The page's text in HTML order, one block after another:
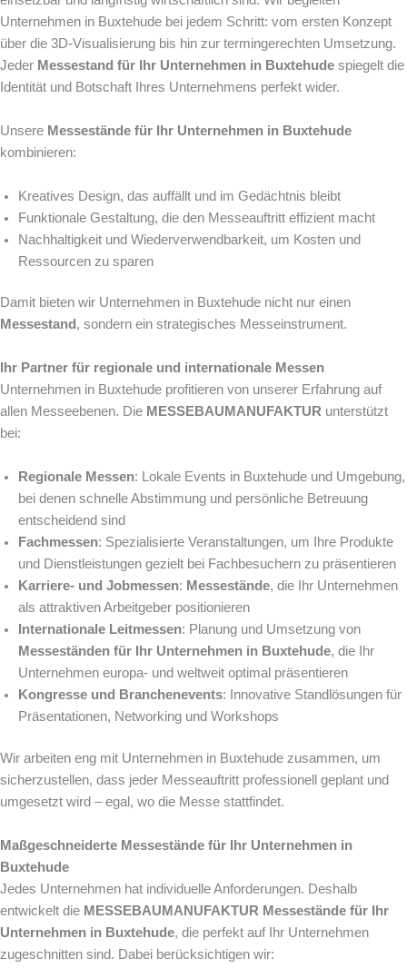
Unternehmen in Buxtehude bei jedem Schritt: vom ersten Konzept
über die 3D-Visualisierung bis hin zur termingerechten Umsetzung.
Jeder Messestand für Ihr Unternehmen in Buxtehude spiegelt die
Identität und Botschaft Ihres Unternehmens perfekt wider.
Unsere Messestände für Ihr Unternehmen in Buxtehude
kombinieren:
Kreatives Design, das auffällt und im Gedächtnis bleibt
Funktionale Gestaltung, die den Messeauftritt effizient macht
Nachhaltigkeit und Wiederverwendbarkeit, um Kosten und
Ressourcen zu sparen
Damit bieten wir Unternehmen in Buxtehude nicht nur einen
Messestand , sondern ein strategisches Messeinstrument.
Ihr Partner für regionale und internationale Messen
Unternehmen in Buxtehude profitieren von unserer Erfahrung auf
allen Messeebenen. Die MESSEBAUMANUFAKTUR unterstützt
bei:
Regionale Messen: Lokale Events in Buxtehude und Umgebung,
bei denen schnelle Abstimmung und persönliche Betreuung
entscheidend sind
Fachmessen: Spezialisierte Veranstaltungen, um Ihre Produkte
und Dienstleistungen gezielt bei Fachbesuchern zu präsentieren
Karriere- und Jobmessen: Messestände, die Ihr Unternehmen
als attraktiven Arbeitgeber positionieren
Internationale Leitmessen: Planung und Umsetzung von
Messeständen für Ihr Unternehmen in Buxtehude, die Ihr
Unternehmen europa- und weltweit optimal präsentieren
Kongresse und Branchenevents: Innovative Standlösungen für
Präsentationen, Networking und Workshops
Wir arbeiten eng mit Unternehmen in Buxtehude zusammen, um
sicherzustellen, dass jeder Messeauftritt professionell geplant und
umgesetzt wird – egal, wo die Messe stattfindet.
Maßgeschneiderte Messestände für Ihr Unternehmen in
Buxtehude
Jedes Unternehmen hat individuelle Anforderungen. Deshalb
entwickelt die MESSEBAUMANUFAKTUR Messestände für Ihr
Unternehmen in Buxtehude, die perfekt auf Ihr Unternehmen
zugeschnitten sind. Dabei berücksichtigen wir: